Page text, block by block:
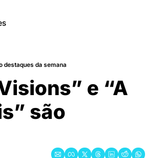
destaques da semana
e “A
são